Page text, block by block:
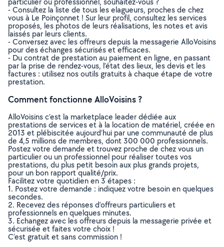
- Consultez la liste de tous les elagueurs, proches de chez
vous à Le Poinçonnet ! Sur leur profil, consultez les services
proposés, les photos de leurs réalisations, les notes et avis
laissés par leurs clients.
- Conversez avec les offreurs depuis la messagerie AlloVoisins
pour des échanges sécurisés et efficaces.
- Du contrat de prestation au paiement en ligne, en passant
par la prise de rendez-vous, l’état des lieux, les devis et les
factures : utilisez nos outils gratuits à chaque étape de votre
prestation.
Comment fonctionne AlloVoisins ?
AlloVoisins c’est la marketplace leader dédiée aux
prestations de services et à la location de matériel, créée en
2013 et plébiscitée aujourd’hui par une communauté de plus
de 4,5 millions de membres, dont 300 000 professionnels.
Postez votre demande et trouvez proche de chez vous un
particulier ou un professionnel pour réaliser toutes vos
prestations, du plus petit besoin aux plus grands projets,
pour un bon rapport qualité/prix.
Facilitez votre quotidien en 3 étapes :
1. Postez votre demande : indiquez votre besoin en quelques
secondes.
2. Recevez des réponses d’offreurs particuliers et
professionnels en quelques minutes.
3. Echangez avec les offreurs depuis la messagerie privée et
sécurisée et faites votre choix !
C’est gratuit et sans commission !